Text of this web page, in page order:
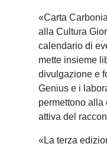
«Carta
alla Cultura
calendario di
mette insieme
divulgazione e
Genius e i
permettono alla
attiva del
«La terza